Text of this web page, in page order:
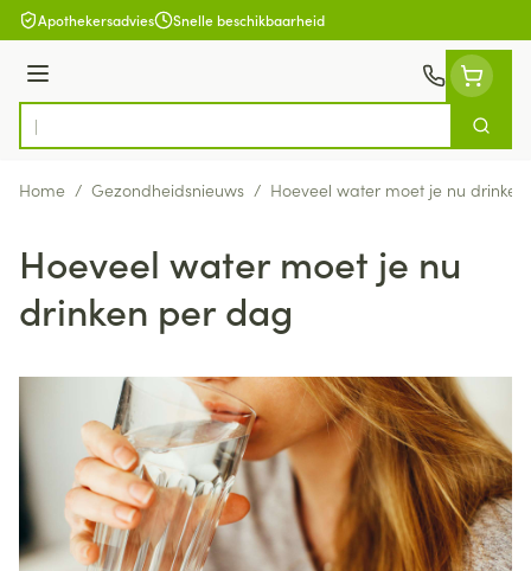
Ga naar de inhoud
Apothekersadvies Snelle beschikbaarheid
Menu
Product, merk, categorie...
Zoek
Home / Gezondheidsnieuws / Hoeveel water moet je nu
Hoeveel water moet je nu
drinken per dag